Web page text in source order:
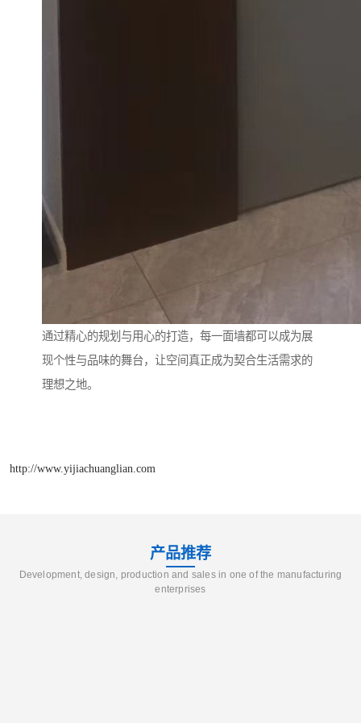
通过精心的规划与用心的打造，每一面墙都可以成为展
现个性与品味的舞台，让空间真正成为契合生活需求的
理想之地。
http://www.yijiachuanglian.com
产品推荐
Development, design, production and sales in one of the manufacturing
enterprises